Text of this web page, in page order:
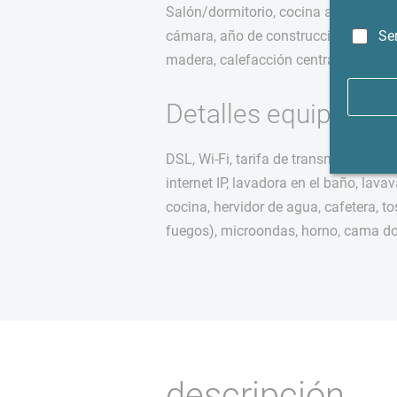
Salón/dormitorio, cocina abierta
cámara, año de construcción 1785,
madera, calefacción central,
Detalles
DSL, Wi-Fi, tarifa de transmisión no
internet IP, lavadora en el baño,
cocina, hervidor de agua, cafetera,
fuegos), microondas, horno, cama